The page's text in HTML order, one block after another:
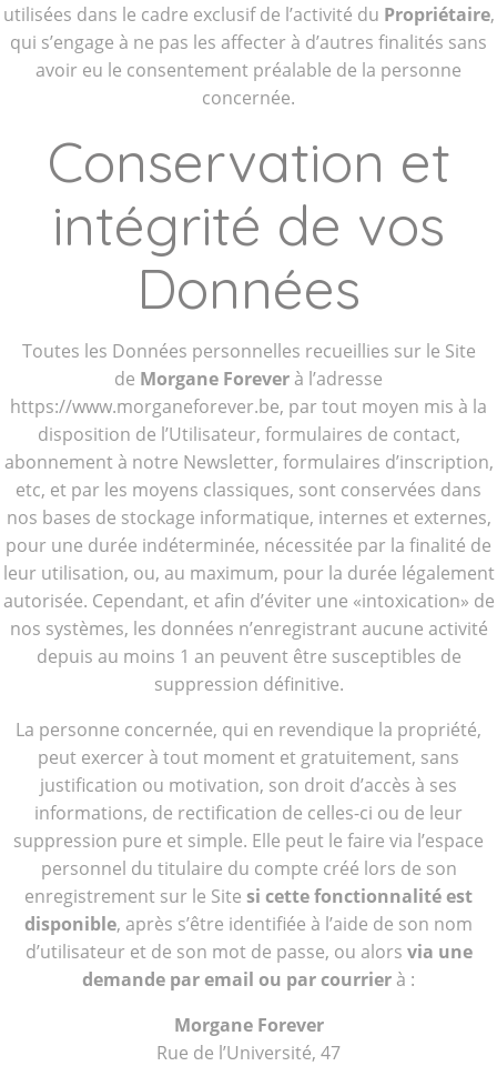
utilisées dans le cadre exclusif de l’activité du Propriétaire,
qui s’engage à ne pas les affecter à d’autres finalités sans
avoir eu le consentement préalable de la personne
concernée.
Conservation et
intégrité de vos
Données
Toutes les Données personnelles recueillies sur le Site
de Morgane Foreverà l’adresse
https://www.morganeforever.be, par tout moyen mis à la
disposition de l’Utilisateur, formulaires de contact,
abonnement à notre Newsletter, formulaires d’inscription,
etc, et par les moyens classiques, sont conservées dans
nos bases de stockage informatique, internes et externes,
pour une durée indéterminée, nécessitée par la finalité de
leur utilisation, ou, au maximum, pour la durée légalement
autorisée. Cependant, et afin d’éviter une «intoxication» de
nos systèmes, les données n’enregistrant aucune activité
depuis au moins 1 an peuvent être susceptibles de
suppression définitive.
La personne concernée, qui en revendique la propriété,
peut exercer à tout moment et gratuitement, sans
justification ou motivation, son droit d’accès à ses
informations, de rectification de celles-ci ou de leur
suppression pure et simple. Elle peut le faire via l’espace
personnel du titulaire du compte créé lors de son
enregistrement sur le Site si cette fonctionnalité est
disponible, après s’être identifiée à l’aide de son nom
d’utilisateur et de son mot de passe, ou alors via une
demande par email ou par courrierà :
Morgane Forever
Rue de l’Université, 47